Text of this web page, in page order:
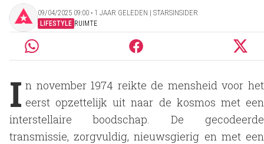
09/04/2025 09:00 ‧ 1 JAAR GELEDEN | STARSINSIDER
LIFESTYLE RUIMTE
I n november 1974 reikte de mensheid voor het
eerst opzettelijk uit naar de kosmos met een
interstellaire boodschap. De gecodeerde
transmissie, zorgvuldig, nieuwsgierig en met een